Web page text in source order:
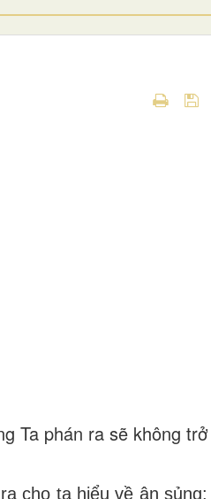
Ta phán ra sẽ không trở
cho ta hiểu về ân sủng: